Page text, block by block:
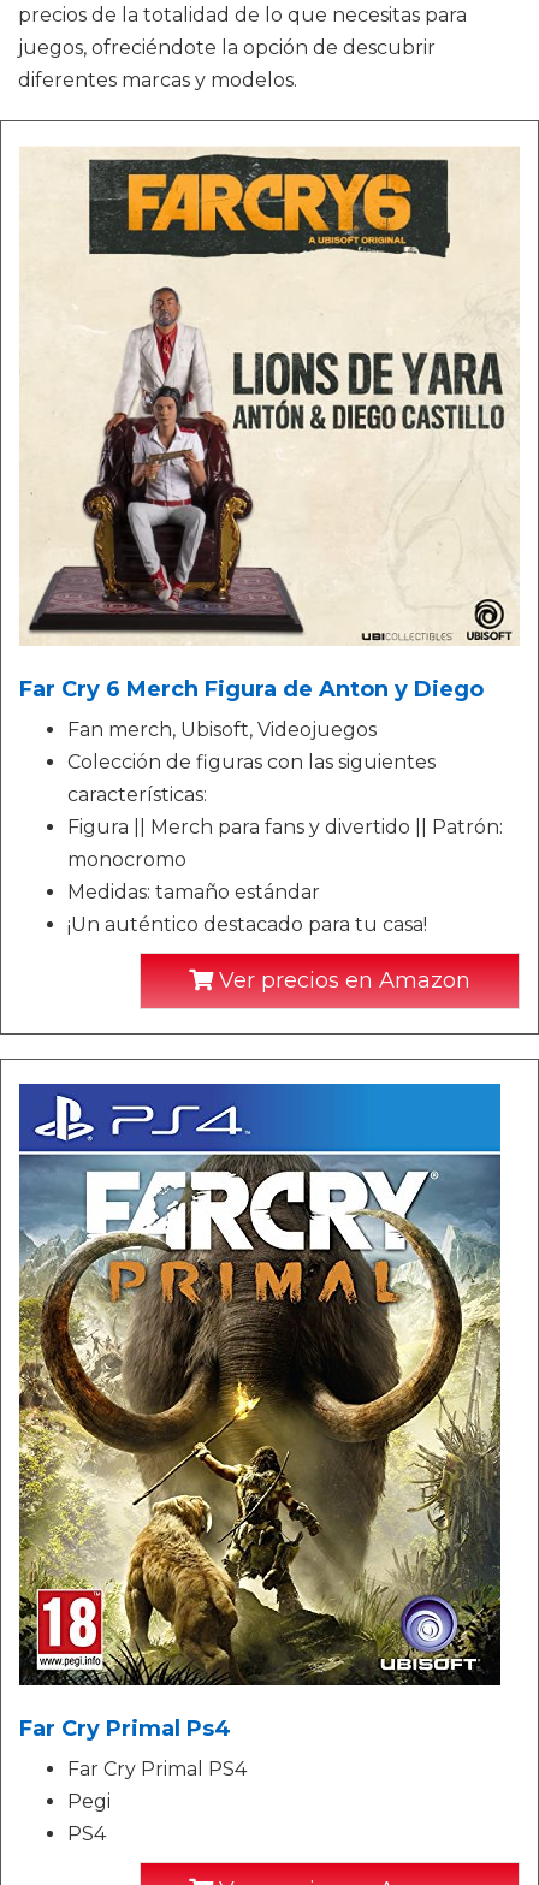
precios de la totalidad de lo que necesitas para
juegos, ofreciéndote la opción de descubrir
diferentes marcas y modelos.
Far Cry 6 Merch Figura de Anton y Diego
Fan merch, Ubisoft, Videojuegos
Colección de figuras con las siguientes
características:
Figura || Merch para fans y divertido || Patrón:
monocromo
Medidas: tamaño estándar
¡Un auténtico destacado para tu casa!
Ver precios en Amazon
Far Cry Primal Ps4
Far Cry Primal PS4
Pegi
PS4